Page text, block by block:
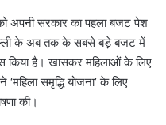
अपनी सरकार का पहला बजट पेश
के अब तक के सबसे बड़े बजट में
किया है। खासकर महिलाओं के लिए
समृद्धि योजना’ के लिए
की।